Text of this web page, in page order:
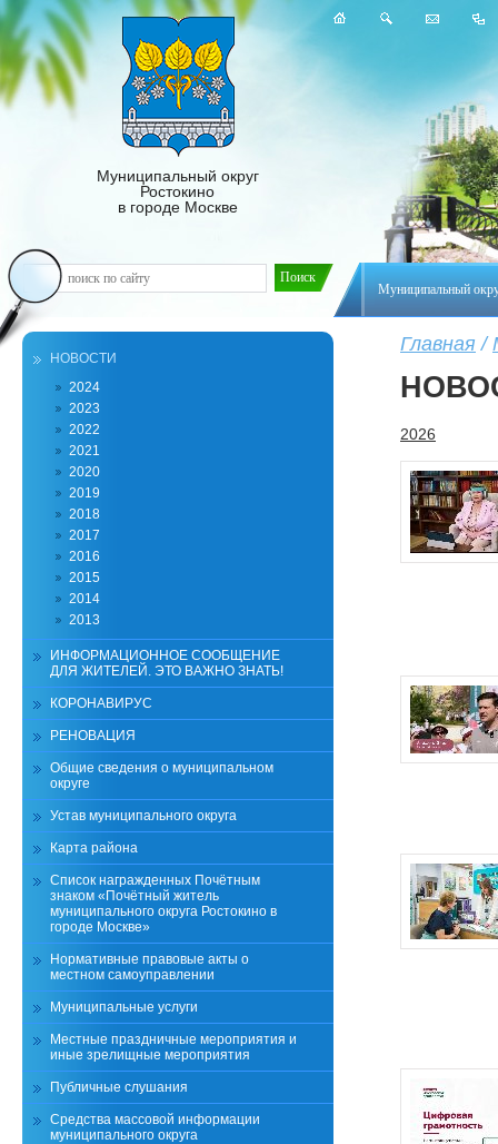
Муниципальный
Муниципальный округ
Ростокино
в городе Москве
Главная /
2026
НОВОСТИ
2024
2023
2022
2021
2020
2019
2018
2017
2016
2015
2014
2013
ИНФОРМАЦИОННОЕ СООБЩЕНИЕ
ДЛЯ ЖИТЕЛЕЙ. ЭТО ВАЖНО ЗНАТЬ!
КОРОНАВИРУС
РЕНОВАЦИЯ
Общие сведения о муниципальном
округе
Устав муниципального округа
Карта района
Список награжденных Почётным
знаком «Почётный житель
муниципального округа Ростокино в
городе Москве»
Нормативные правовые акты о
местном самоуправлении
Муниципальные услуги
Местные праздничные мероприятия и
иные зрелищные мероприятия
Публичные слушания
Средства массовой информации
муниципального округа